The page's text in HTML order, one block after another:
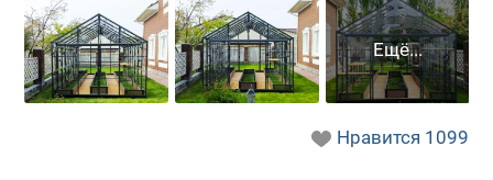
Нравится 1099